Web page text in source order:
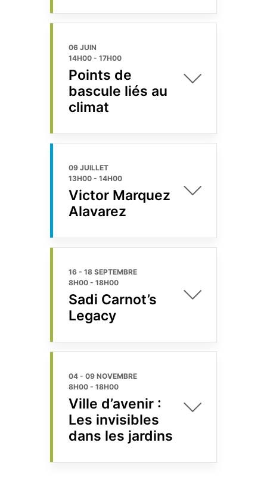
06 JUIN
14H00 - 17H00
Points de
bascule liés au
climat
09 JUILLET
13H00 - 14H00
Victor Marquez
Alavarez
16 - 18 SEPTEMBRE
8H00 - 18H00
Sadi Carnot’s
Legacy
04 - 09 NOVEMBRE
8H00 - 18H00
Ville d’avenir :
Les invisibles
dans les jardins